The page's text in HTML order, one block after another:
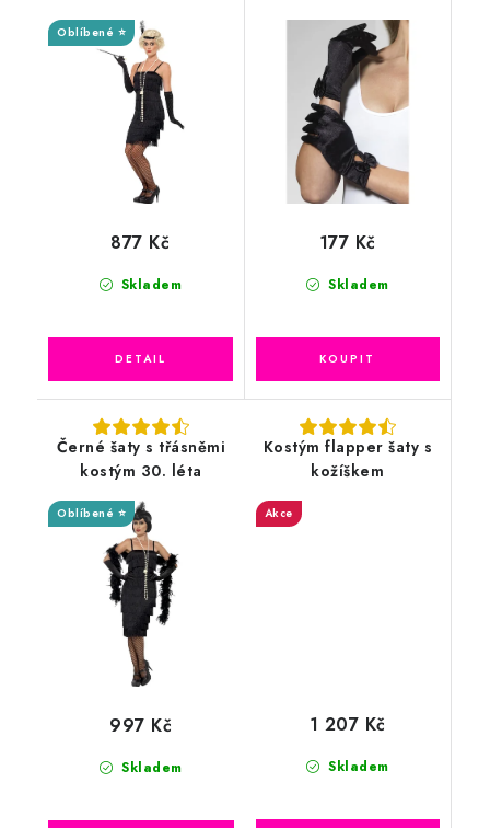
Oblíbené ⭐
Skladem
877 Kč
Skladem
177 Kč
Černé šaty s třásněmi
kostým 30. léta
Oblíbené ⭐
Skladem
997 Kč
Kostým flapper šaty s
kožíškem
Akce
Skladem
1 207 Kč